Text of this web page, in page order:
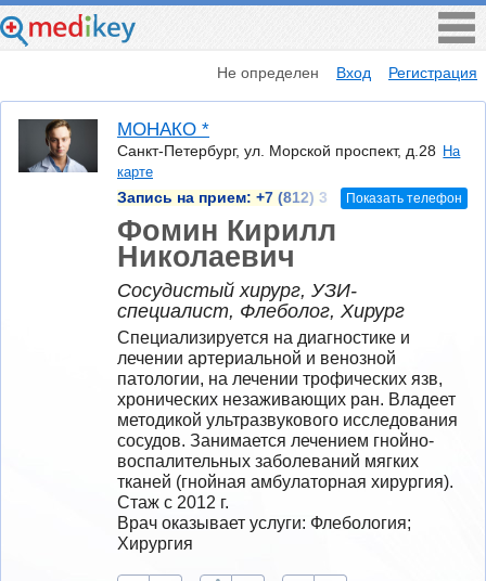
Не определен Вход Регистрация
МОНАКО *
Санкт-Петербург, ул. Морской проспект, д.28 На
карте
Запись на прием: +7 (812) 3 Показать телефон
Фомин Кирилл
Николаевич
Сосудистый хирург, УЗИ-
специалист, Флеболог, Хирург
Специализируется на диагностике и
лечении артериальной и венозной
патологии, на лечении трофических язв,
хронических незаживающих ран. Владеет
методикой ультразвукового исследования
сосудов. Занимается лечением гнойно-
воспалительных заболеваний мягких
тканей (гнойная амбулаторная хирургия).
Стаж с 2012 г.
Врач оказывает услуги: Флебология;
Хирургия